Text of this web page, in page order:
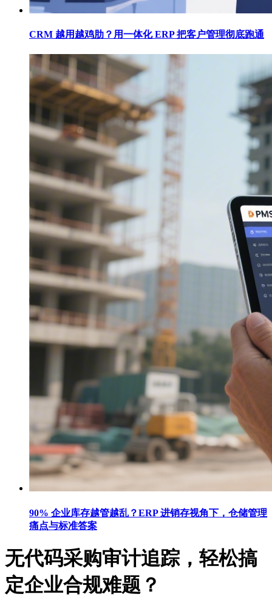
CRM 越用越鸡肋？用一体化 ERP 把客户管理彻底跑通
90% 企业库存越管越乱？ERP 进销存视角下，仓储管理
痛点与标准答案
无代码采购审计追踪，轻松搞
定企业合规难题？